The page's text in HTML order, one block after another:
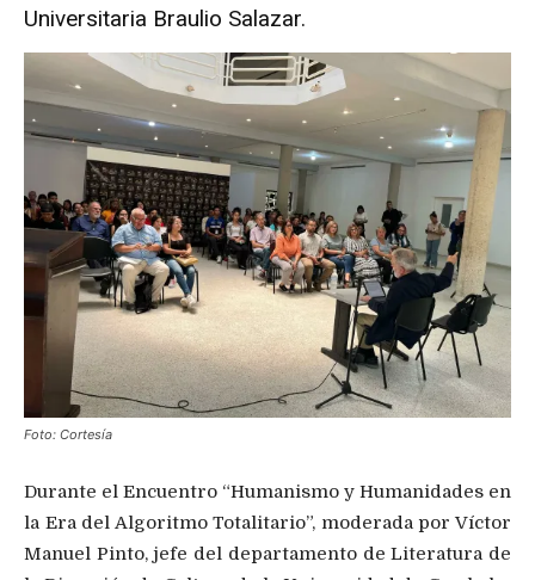
Universitaria Braulio Salazar.
Foto: Cortesía
Durante el Encuentro “Humanismo y Humanidades en
la Era del Algoritmo Totalitario”, moderada por Víctor
Manuel Pinto, jefe del departamento de Literatura de